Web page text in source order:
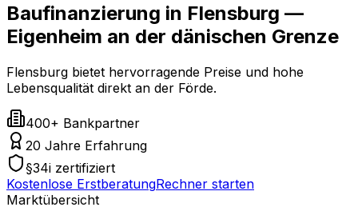
Baufinanzierung in Flensburg —
Eigenheim an der dänischen Grenze
Flensburg bietet hervorragende Preise und hohe
Lebensqualität direkt an der Förde.
400+ Bankpartner
20 Jahre Erfahrung
§34i zertifiziert
Kostenlose ErstberatungRechner starten
Marktübersicht